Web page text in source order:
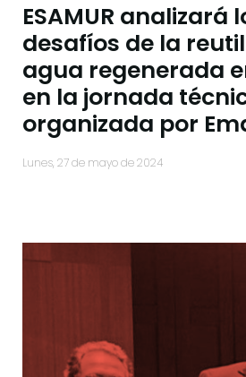
ESAMUR analizará
desafíos de la
agua regenerada
en la jornada
organizada por
lunes, 27 de mayo de 2024